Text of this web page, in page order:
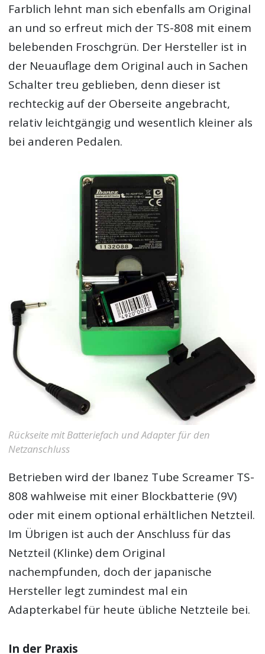
Farblich lehnt man sich ebenfalls am Original
an und so erfreut mich der TS-808 mit einem
belebenden Froschgrün. Der Hersteller ist in
der Neuauflage dem Original auch in Sachen
Schalter treu geblieben, denn dieser ist
rechteckig auf der Oberseite angebracht,
relativ leichtgängig und wesentlich kleiner als
bei anderen Pedalen.
Rückseite mit Batteriefach und Adapter für den
Netzanschluss
Betrieben wird der Ibanez Tube Screamer TS-
808 wahlweise mit einer Blockbatterie (9V)
oder mit einem optional erhältlichen Netzteil.
Im Übrigen ist auch der Anschluss für das
Netzteil (Klinke) dem Original
nachempfunden, doch der japanische
Hersteller legt zumindest mal ein
Adapterkabel für heute übliche Netzteile bei.
In der Praxis